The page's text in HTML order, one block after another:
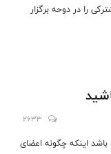
را در دوحه برگزار
2633
اینکه چگونه اعضای